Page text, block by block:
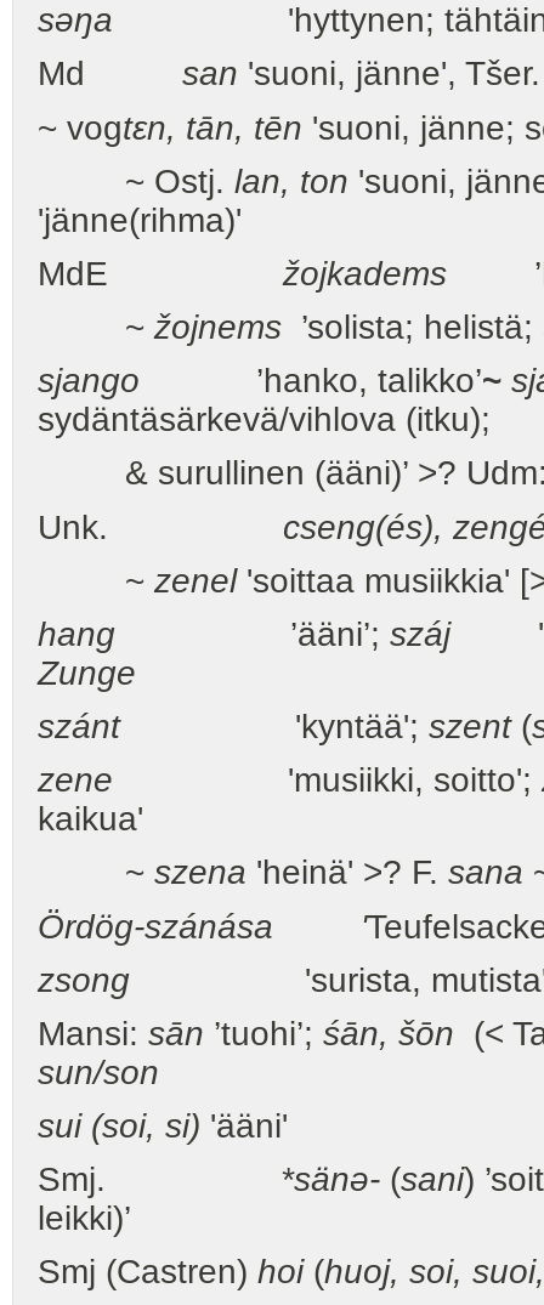
səŋa 'hyttynen;
Md san 'suoni, jänne',
~ vogtεn, tān, tēn 'suoni, jänne;
~ Ostj. lan, ton 'suoni,
'jänne(rihma)'
MdE žojkadems
~ žojnems ’solista; helistä;
sjango ’hanko, talikko’~
sydäntäsärkevä/vihlova (itku);
& surullinen (ääni)’ >?
Unk. cseng(és),
~ zenel'soittaa musiikkia'
hang ’ääni’; száj
Zunge
szánt'kyntää'; szent(
zene
'musiikki, soitto';
kaikua'
~ szena 'heinä' >? F. sana
Ördög-szánása '
zsong 'surista,
Mansi: sān ’tuohi’; śān, šōn (<
sun/son
sui (soi, si) 'ääni'
Smj. *sänə- (sani)
leikki)’
Smj (Castren) hoi (huoj, soi,